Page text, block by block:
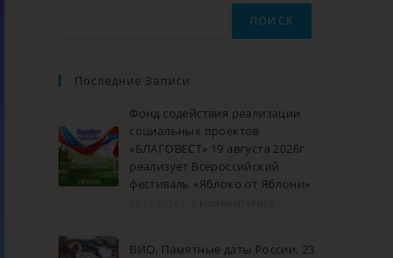
ПОИСК
Последние Записи
Фонд содействия реализации
социальных проектов
«БЛАГОВЕСТ» 19 августа 2026г.
реализует Всероссийский
фестиваль «Яблоко от Яблони»
ВИО. Памятные даты России. 23